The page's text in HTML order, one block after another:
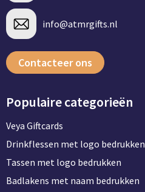
info@atmrgifts.nl
Contacteer ons
Populaire categorieën
Veya Giftcards
Drinkflessen met logo bedrukken
Tassen met logo bedrukken
Badlakens met naam bedrukken